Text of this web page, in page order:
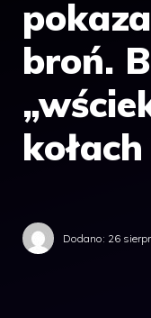
broń.
Dodano: 26